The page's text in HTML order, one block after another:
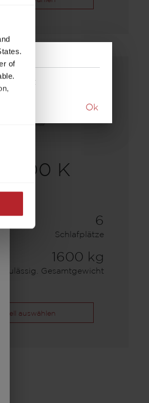
of
500 K
6
Schlafplätze
1600 kg
Zulässig. Gesamtgewicht
auswählen
Ok